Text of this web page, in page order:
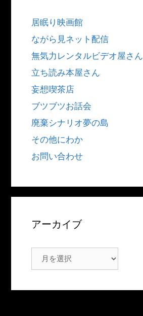
居眠り映画館
ながら見ネット配信
無気力レンタルビデオ屋さん
立ち読み本屋さん
妄想喫茶店
ブツブツお話会
廃棄シナリオ夢の島
その他にわか
お問い合わせ
アーカイブ
ー